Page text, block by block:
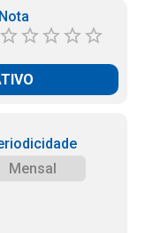
Nota
Mensal